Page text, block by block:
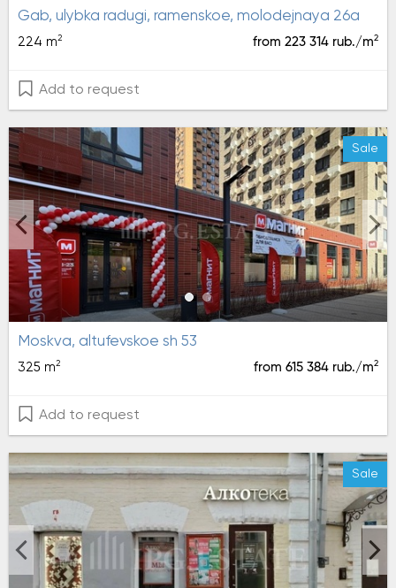
gab, ulybka radugi, ramenskoe, molodejnaya 26a
224 m2 from 223 314 rub./m2
Add to request
Sale
moskva, altufevskoe sh 53
325 m2 from 615 384 rub./m2
Add to request
Sale